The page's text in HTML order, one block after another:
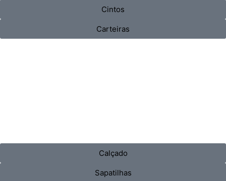
Cintos
Carteiras
Calçado
Sapatilhas